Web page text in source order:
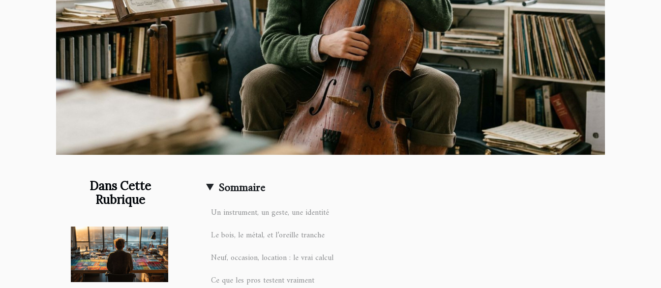
Dans Cette
Rubrique
Sommaire
Un instrument, un geste, une identité
Le bois, le métal, et l’oreille tranche
Neuf, occasion, location : le vrai calcul
Ce que les pros testent vraiment